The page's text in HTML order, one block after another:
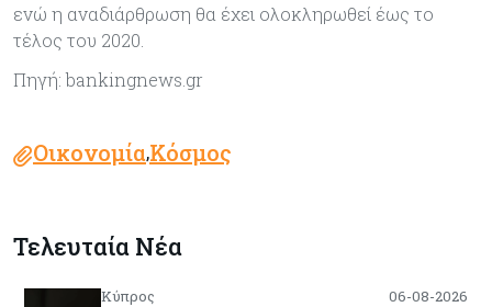
ενώ η αναδιάρθρωση θα έχει ολοκληρωθεί έως το
τέλος του 2020.
Πηγή: bankingnews.gr
Οικονομία,Κόσμος
Τελευταία Νέα
Κύπρος 06-08-2026